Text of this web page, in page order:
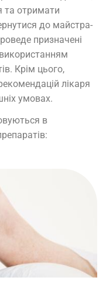
та отримати
до майстра-
призначені
Крім цього,
лікаря
умовах.
в